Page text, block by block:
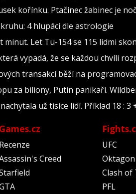
kořínku. Ptačinec žabinec je
4 hlupáci dle astrologie
minut. Let Tu-154 se 115 lidmi
vypadá, že se každou chvíli
transakcí běží na
za biliony, Putin panikaří.
už tisíce lidí. Příklad 18 :
Games.cz
Recenze
Creed
UFC
Oktagon
Clash of
PFL